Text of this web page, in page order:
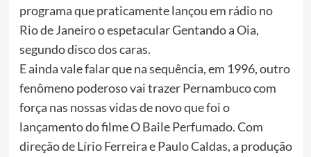
programa que praticamente lançou em rádio no
Rio de Janeiro o espetacular Gentando a Oia,
segundo disco dos caras.
E ainda vale falar que na sequência, em 1996, outro
fenômeno poderoso vai trazer Pernambuco com
força nas nossas vidas de novo que foi o
lançamento do filme O Baile Perfumado. Com
direção de Lírio Ferreira e Paulo Caldas, a produção